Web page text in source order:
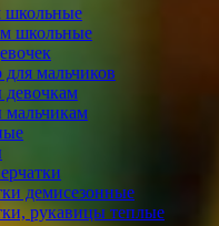
школьные
школьные
мальчиков
демисезонные
рукавицы теплые